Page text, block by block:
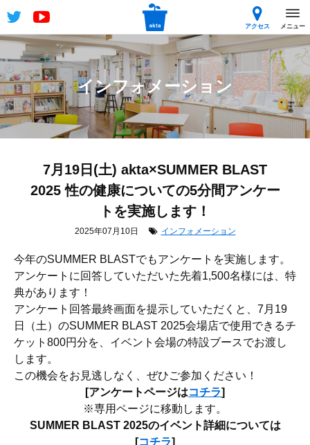
アクセス メニュー
インフォメーション
7月19日(土) akta×SUMMER BLAST
2025 性の健康についての5分間アンケー
トを実施します！
2025年07月10日 インフォメーション
今年のSUMMER BLASTでもアンケートを実施します。
アンケートに回答していただいた先着1,500名様には、特
典があります！
アンケート回答最終画面を提示していただくと、7月19
日（土）のSUMMER BLAST 2025会場店で使用できるチ
ケット800円分を、イベント会場の特設ブースでお渡し
します。
この機会をお見逃しなく、ぜひご参加ください！
[アンケートページはコチラ]
※専用ページに移動します。
SUMMER BLAST 2025のイベント詳細については
[コチラ]